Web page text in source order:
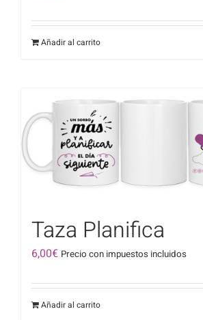
Añadir al carrito
Taza Planifica
6,00€ Precio con impuestos incluidos
Añadir al carrito